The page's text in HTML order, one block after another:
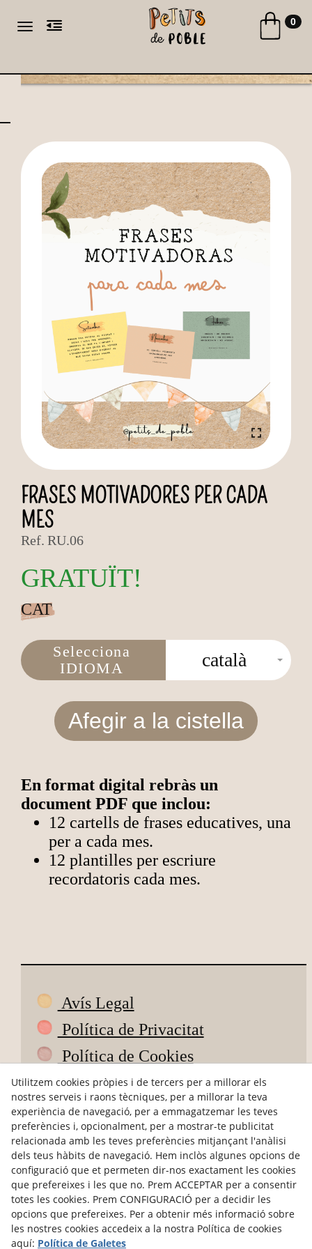
Toggle navigation
Toggle 0
FRASES MOTIVADORES PER CADA
MES
En format digital rebràs un
document PDF que inclou:
12 cartells de frases educatives, una
per a cada mes.
12 plantilles per escriure
recordatoris cada mes.
CAT
GRATUÏT!
Ref. RU.06
Selecciona
IDIOMA
català
Afegir a la cistella
Avís Legal
Política de Privacitat
Política de Cookies
Condicions de Compra
Devolucions
ODR
hola@petitsdepoble.com
@petits_de_poble
Pagaments segurs
Utilitzem cookies pròpies i de tercers per a millorar els
nostres serveis i raons tècniques, per a millorar la teva
experiència de navegació, per a emmagatzemar les teves
preferències i, opcionalment, per a mostrar-te publicitat
relacionada amb les teves preferències mitjançant l'anàlisi
dels teus hàbits de navegació. Hem inclòs algunes opcions de
configuració que et permeten dir-nos exactament les cookies
que prefereixes i les que no. Prem ACCEPTAR per a consentir
totes les cookies. Prem CONFIGURACIÓ per a decidir les
opcions que prefereixes. Per a obtenir més informació sobre
les nostres cookies accedeix a la nostra Política de cookies
aquí: Política de Galetes